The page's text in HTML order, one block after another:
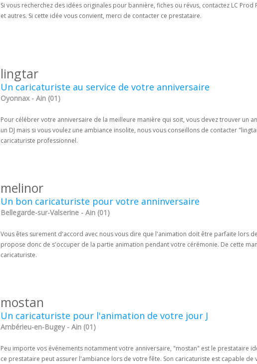
Si vous recherchez des idées originales pour bannière, fiches ou révus, contactez LC
et autres. Si cette idée vous convient, merci de contacter ce prestataire.
lingtar
Un caricaturiste au service de votre anniversaire
Oyonnax - Ain (01)
Pour célébrer votre anniversaire de la meilleure manière qui soit, vous devez trouver un
un DJ mais si vous voulez une ambiance insolite, nous vous conseillons de contacter
caricaturiste professionnel.
melinor
Un bon caricaturiste pour votre anninversaire
Bellegarde-sur-Valserine - Ain (01)
Vous êtes surement d'accord avec nous vous dire que l'animation doit être parfaite lors
propose donc de s'occuper de la partie animation pendant votre cérémonie. De cette
caricaturiste.
mostan
Un caricaturiste pour l'animation de votre jour J
Ambérieu-en-Bugey - Ain (01)
Peu importe vos événements notamment votre anniversaire, "mostan" est le prestataire
ce prestataire peut assurer l'ambiance lors de votre fête. Son caricaturiste est capable